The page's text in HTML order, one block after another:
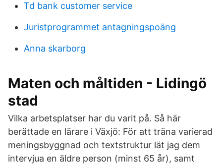
Td bank customer service
Juristprogrammet antagningspoäng
Anna skarborg
Maten och måltiden - Lidingö
stad
Vilka arbetsplatser har du varit på. Så här
berättade en lärare i Växjö: För att träna varierad
meningsbyggnad och textstruktur lät jag dem
intervjua en äldre person (minst 65 år), samt